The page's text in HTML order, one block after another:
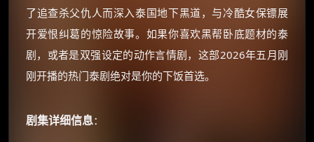
了追查杀父仇人而深入泰国地下黑道，与冷酷女保镖展
开爱恨纠葛的惊险故事。如果你喜欢黑帮卧底题材的泰
剧，或者是双强设定的动作言情剧，这部2026年五月刚
刚开播的热门泰剧绝对是你的下饭首选。
剧集详细信息：